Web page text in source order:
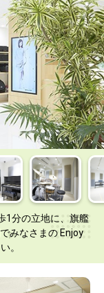
1分の立地に、旗艦
みなさまの Enjoy
。